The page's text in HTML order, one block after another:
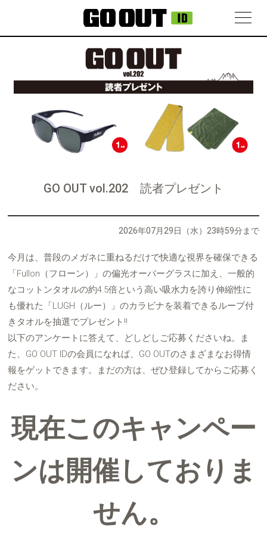
GO OUT vol.202 読者プレゼント
2026年07月29日（水）23時59分まで
今月は、普段のメガネに重ねるだけで快適な視界を確保できる
「Fullon（フローン）」の偏光オーバーグラスに加え、一般的
なコットンタオルの約4.5倍という高い吸水力を誇り伸縮性に
も優れた「LUGH（ルー）」のカラビナを装着できるループ付
きタオルを抽選でプレゼント!!
以下のアンケートに答えて、どしどしご応募くださいね。ま
た、GO OUT IDの会員になれば、GO OUTのさまざまなお得情
報をゲットできます。まだの方は、ぜひ登録してからご応募く
ださい。
現在このキャンペー
ンは開催しておりま
せん。